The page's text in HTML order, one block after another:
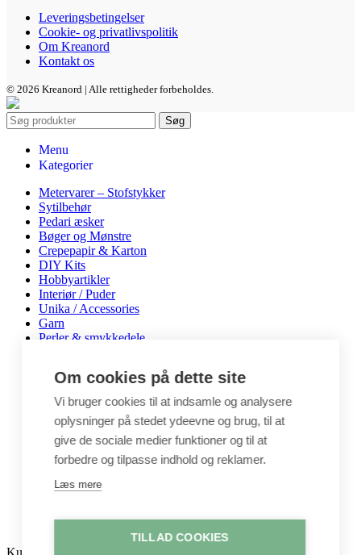
Leveringsbetingelser
Cookie- og privatlivspolitik
Om Kreanord
Kontakt os
© 2026 Kreanord | Alle rettigheder forbeholdes.
Søg
Menu
Kategorier
Metervarer – Stofstykker
Sytilbehør
Pedari æsker
Bøger og Mønstre
Crepepapir & Karton
DIY Kits
Hobbyartikler
Interiør / Puder
Unika / Accessories
Garn
Perler & smykkedele
Byggesæt
Leg
Shop
Metervarer
Stofstykker
Puder
Unika
Crepepapir
Kurv
Om cookies på dette site
Vi bruger cookies til at indsamle og analysere
oplysninger på stedet ydeevne og brug, til at
give de sociale medier funktioner og til at
forbedre og tilpasse indhold og reklamer.
Læs mere
TILLAD COOKIES